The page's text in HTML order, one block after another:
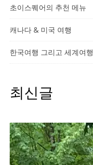
초이스퀘어의 추천 메뉴
캐나다 & 미국 여행
한국여행 그리고 세계여행
최신글